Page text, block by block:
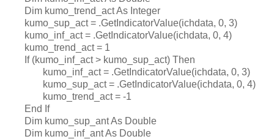
Dim kumo_trend_act As Integer
kumo_sup_act = .GetIndicatorValue(ichdata, 0, 3)
kumo_inf_act = .GetIndicatorValue(ichdata, 0, 4)
kumo_trend_act = 1
If (kumo_inf_act > kumo_sup_act) Then
kumo_inf_act = .GetIndicatorValue(ichdata, 0, 3)
kumo_sup_act = .GetIndicatorValue(ichdata, 0, 4)
kumo_trend_act = -1
End If
Dim kumo_sup_ant As Double
Dim kumo_inf_ant As Double